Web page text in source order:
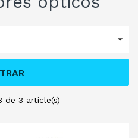

de 3 article(s)